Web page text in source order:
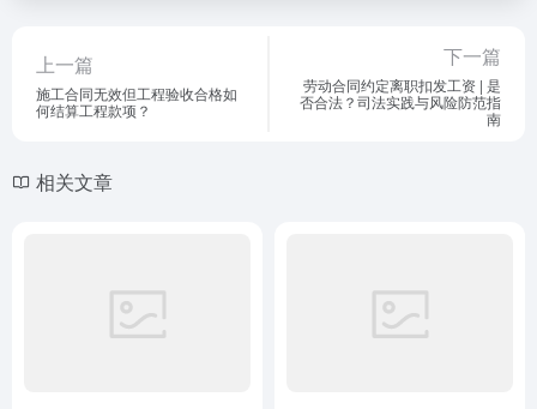
上一篇
施工合同无效但工程验收合格如
何结算工程款项？
下一篇
劳动合同约定离职扣发工资 | 是
否合法？司法实践与风险防范指
南
相关文章